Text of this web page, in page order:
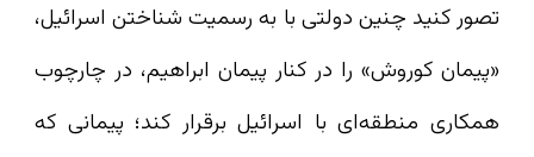
تصور کنید چنین دولتی با به رسمیت شناختن اسرائیل،
«پیمان کوروش» را در کنار پیمان ابراهیم، در چارچوب
همکاری منطقه‌ای با اسرائیل برقرار کند؛ پیمانی که